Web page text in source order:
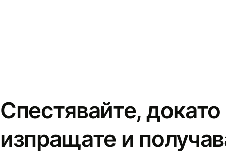
Спестявайте,
изпращате и